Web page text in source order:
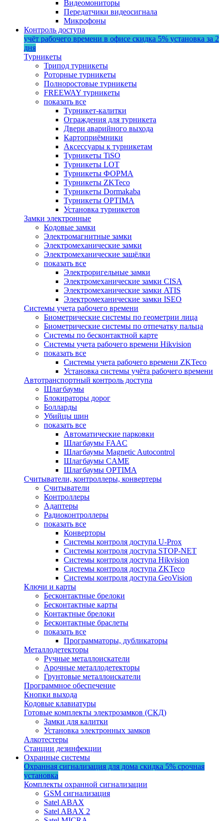
Видеомониторы
Передатчики видеосигнала
Микрофоны
Контроль доступа
учёт рабочего времени в офисе скидка 5% установка за 2
дня
Турникеты
Трипод турникеты
Роторные турникеты
Полноростовые турникеты
FREEWAY турникеты
показать все
Турникет-калитки
Ограждения для турникета
Двери аварийного выхода
Картоприёмники
Аксессуары к турникетам
Турникеты TiSO
Турникеты LOT
Турникеты ФОРМА
Турникеты ZKTeco
Турникеты Dormakaba
Турникеты OPTIMA
Установка турникетов
Замки электронные
Кодовые замки
Электромагнитные замки
Электромеханические замки
Электромеханические защёлки
показать все
Электроригельные замки
Электромеханические замки CISA
Электромеханические замки ATIS
Электромеханические замки ISEO
Системы учета рабочего времени
Биометрические системы по геометрии лица
Биометрические системы по отпечатку пальца
Системы по бесконтактной карте
Системы учета рабочего времени Hikvision
показать все
Системы учета рабочего времени ZKTeco
Установка системы учёта рабочего времени
Автотранспортный контроль доступа
Шлагбаумы
Блокираторы дорог
Болларды
Убийцы шин
показать все
Автоматические парковки
Шлагбаумы FAAC
Шлагбаумы Magnetic Autocontrol
Шлагбаумы CAME
Шлагбаумы OPTIMA
Считыватели, контроллеры, конвертеры
Считыватели
Контроллеры
Адаптеры
Радиоконтроллеры
показать все
Конверторы
Системы контроля доступа U-Prox
Системы контроля доступа STOP-NET
Системы контроля доступа Hikvision
Системы контроля доступа ZKTeco
Системы контроля доступа GeoVision
Ключи и карты
Бесконтактные брелоки
Бесконтактные карты
Контактные брелоки
Бесконтактные браслеты
показать все
Программаторы, дубликаторы
Металлодетекторы
Ручные металлоискатели
Арочные металлодетекторы
Грунтовые металлоискатели
Программное обеспечение
Кнопки выхода
Кодовые клавиатуры
Готовые комплекты электрозамков (СКД)
Замки для калитки
Установка электронных замков
Алкотестеры
Станции дезинфекции
Охранные системы
Охранная сигнализация для дома скидка 5% срочная
установка
Комплекты охранной сигнализации
GSM сигнализация
Satel ABAX
Satel ABAX 2